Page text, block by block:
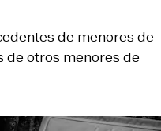
de menores de
de otros menores de